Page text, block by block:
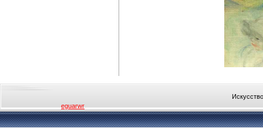
eguarwr